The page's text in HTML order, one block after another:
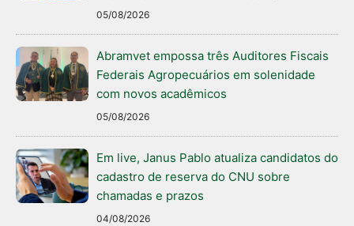
05/08/2026
Abramvet empossa três Auditores Fiscais
Federais Agropecuários em solenidade
com novos acadêmicos
05/08/2026
Em live, Janus Pablo atualiza candidatos do
cadastro de reserva do CNU sobre
chamadas e prazos
04/08/2026